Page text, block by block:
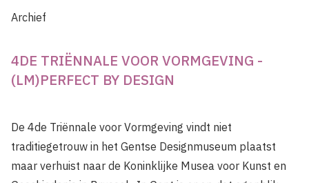
Archief
4DE TRIËNNALE VOOR VORMGEVING -
(LM)PERFECT BY DESIGN
De 4de Triënnale voor Vormgeving vindt niet
traditiegetrouw in het Gentse Designmuseum plaatst
maar verhuist naar de Koninklijke Musea voor Kunst en